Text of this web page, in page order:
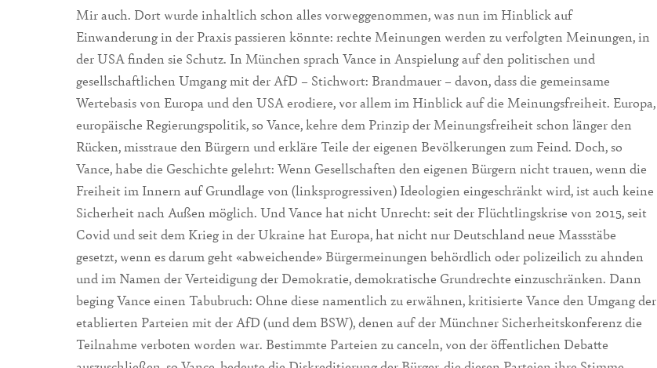
Mir auch. Dort wurde inhaltlich schon alles vorweggenommen, was nun im Hinblick auf
Einwanderung in der Praxis passieren könnte: rechte Meinungen werden zu verfolgten Meinungen, in
der USA finden sie Schutz. In München sprach Vance in Anspielung auf den politischen und
gesellschaftlichen Umgang mit der AfD – Stichwort: Brandmauer – davon, dass die gemeinsame
Wertebasis von Europa und den USA erodiere, vor allem im Hinblick auf die Meinungsfreiheit. Europa,
europäische Regierungspolitik, so Vance, kehre dem Prinzip der Meinungsfreiheit schon länger den
Rücken, misstraue den Bürgern und erkläre Teile der eigenen Bevölkerungen zum Feind. Doch, so
Vance, habe die Geschichte gelehrt: Wenn Gesellschaften den eigenen Bürgern nicht trauen, wenn die
Freiheit im Innern auf Grundlage von (linksprogressiven) Ideologien eingeschränkt wird, ist auch keine
Sicherheit nach Außen möglich. Und Vance hat nicht Unrecht: seit der Flüchtlingskrise von 2015, seit
Covid und seit dem Krieg in der Ukraine hat Europa, hat nicht nur Deutschland neue Massstäbe
gesetzt, wenn es darum geht «abweichende» Bürgermeinungen behördlich oder polizeilich zu ahnden
und im Namen der Verteidigung der Demokratie, demokratische Grundrechte einzuschränken. Dann
beging Vance einen Tabubruch: Ohne diese namentlich zu erwähnen, kritisierte Vance den Umgang der
etablierten Parteien mit der AfD (und dem BSW), denen auf der Münchner Sicherheitskonferenz die
Teilnahme verboten worden war. Bestimmte Parteien zu canceln, von der öffentlichen Debatte